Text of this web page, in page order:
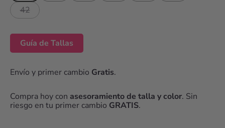
42
Guía de Tallas
Envío y primer cambio Gratis.
Compra hoy con asesoramiento de talla y color. Sin
riesgo en tu primer cambio GRATIS.